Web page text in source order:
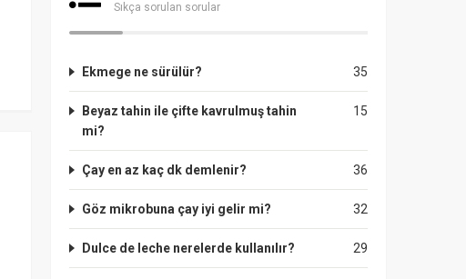
Sıkça sorulan sorular
35
Ekmege ne sürülür?
15
Beyaz tahin ile çifte kavrulmuş tahin
mi?
36
Çay en az kaç dk demlenir?
32
Göz mikrobuna çay iyi gelir mi?
29
Dulce de leche nerelerde kullanılır?